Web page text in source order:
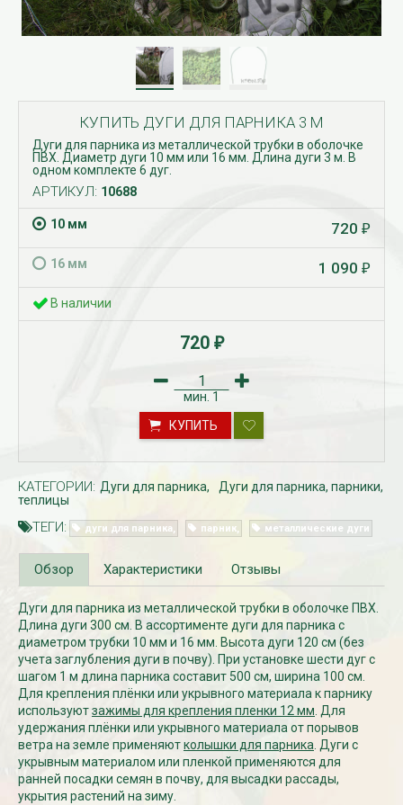
Рассада Незабудка
(Myosotis) в
контейнере p9
340₽
Рассада
карпатский
(Campanula
в контейнере p9
340 ₽
КУПИТЬ ДУГИ ДЛЯ ПАРНИКА 3 М
Дуги для парника из металлической трубки в оболочке
ПВХ. Диаметр дуги 10 мм или 16 мм. Длина дуги 3 м. В
одном комплекте 6 дуг.
АРТИКУЛ: 10688
10 мм 720 ₽
16 мм 1 090 ₽
В наличии
720 ₽
мин. 1
КУПИТЬ
КАТЕГОРИИ: Дуги для парника
Дуги для парника, парники,
теплицы
ТЕГИ: дуги для парника парник металлические дуги
Обзор Характеристики Отзывы
Дуги для парника из металлической трубки в оболочке ПВХ.
Длина дуги 300 см. В ассортименте дуги для парника с
диаметром трубки 10 мм и 16 мм. Высота дуги 120 см (без
учета заглубления дуги в почву). При установке шести дуг с
шагом 1 м длина парника составит 500 см, ширина 100 см.
Для крепления плёнки или укрывного материала к парнику
используютзажимы для крепления пленки 12 мм . Для
удержания плёнки или укрывного материала от порывов
ветра на земле применяютколышки для парника . Дуги с
укрывным материалом или пленкой применяются для
ранней посадки семян в почву, для высадки рассады,
укрытия растений на зиму.